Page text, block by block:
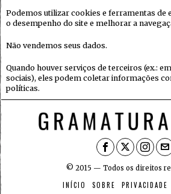
Podemos utilizar cookies e ferramentas de
o desempenho do site e melhorar a
Não vendemos seus dados.
Quando houver serviços de terceiros (ex.:
sociais), eles podem coletar informações
políticas.
© 2015 — Todos os direitos
INÍCIO SOBRE PRIVACIDADE